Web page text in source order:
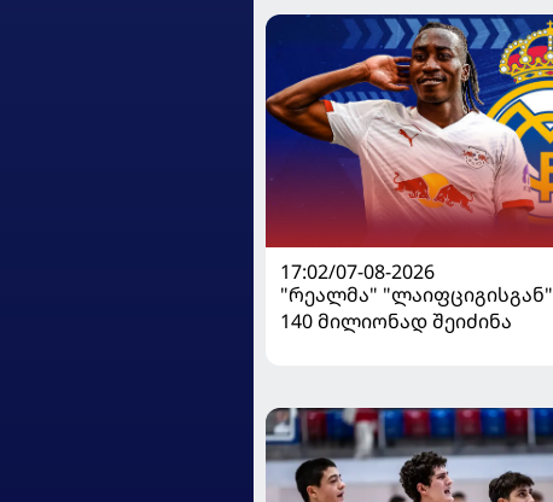
17:02/07-08-2026
"რეალმა" "ლაიფციგისგან"
140 მილიონად შეიძინა